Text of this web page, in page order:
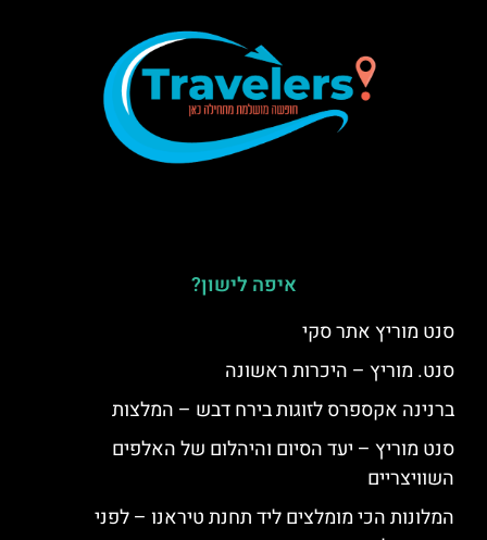
איפה לישון?
סנט מוריץ אתר סקי
סנט. מוריץ – היכרות ראשונה
ברנינה אקספרס לזוגות בירח דבש – המלצות
סנט מוריץ – יעד הסיום והיהלום של האלפים
השוויצריים
המלונות הכי מומלצים ליד תחנת טיראנו – לפני